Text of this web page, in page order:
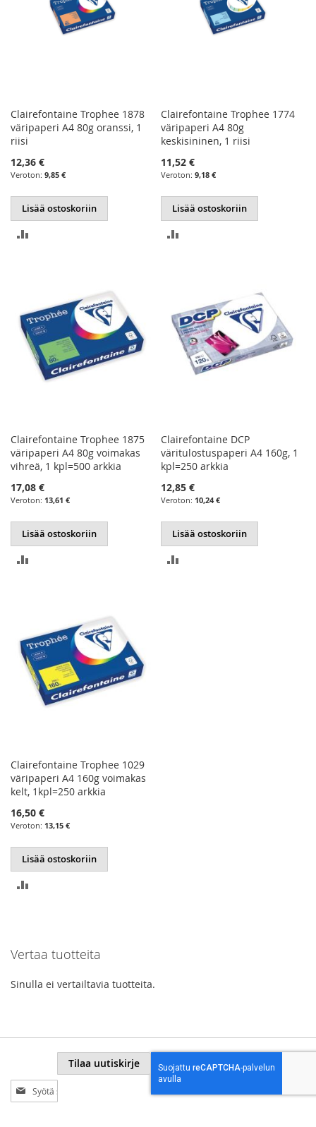
Clairefontaine Trophee 1878
väripaperi A4 80g oranssi, 1
riisi
12,36 €
9,85 €
Lisää ostoskoriin
Clairefontaine Trophee 1774
väripaperi A4 80g
keskisininen, 1 riisi
11,52 €
9,18 €
Lisää ostoskoriin
Clairefontaine Trophee 1875
väripaperi A4 80g voimakas
vihreä, 1 kpl=500 arkkia
17,08 €
13,61 €
Lisää ostoskoriin
Clairefontaine DCP
väritulostuspaperi A4 160g, 1
kpl=250 arkkia
12,85 €
10,24 €
Lisää ostoskoriin
Clairefontaine Trophee 1029
väripaperi A4 160g voimakas
kelt, 1kpl=250 arkkia
16,50 €
13,15 €
Lisää ostoskoriin
Vertaa tuotteita
Sinulla ei vertailtavia tuotteita.
Tilaa
uutiskirjeemme:
Tilaa uutiskirje